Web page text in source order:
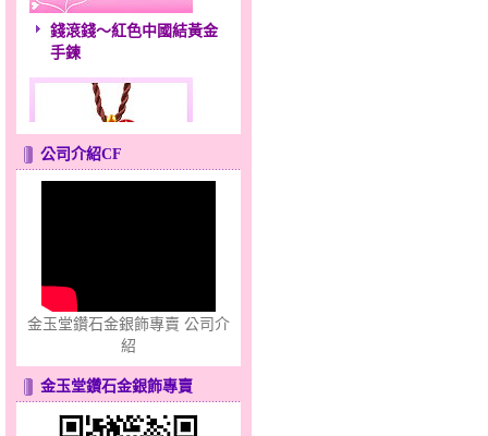
錢滾錢～紅色中國結黃金
手鍊
公司介紹CF
金玉堂鑽石金銀飾專賣 公司介
紹
金玉堂鑽石金銀飾專賣